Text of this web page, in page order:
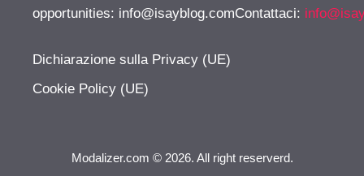
opportunities: info@isayblog.comContattaci:
Dichiarazione sulla Privacy (UE)
Cookie Policy (UE)
Modalizer.com © 2026. All right reserverd.